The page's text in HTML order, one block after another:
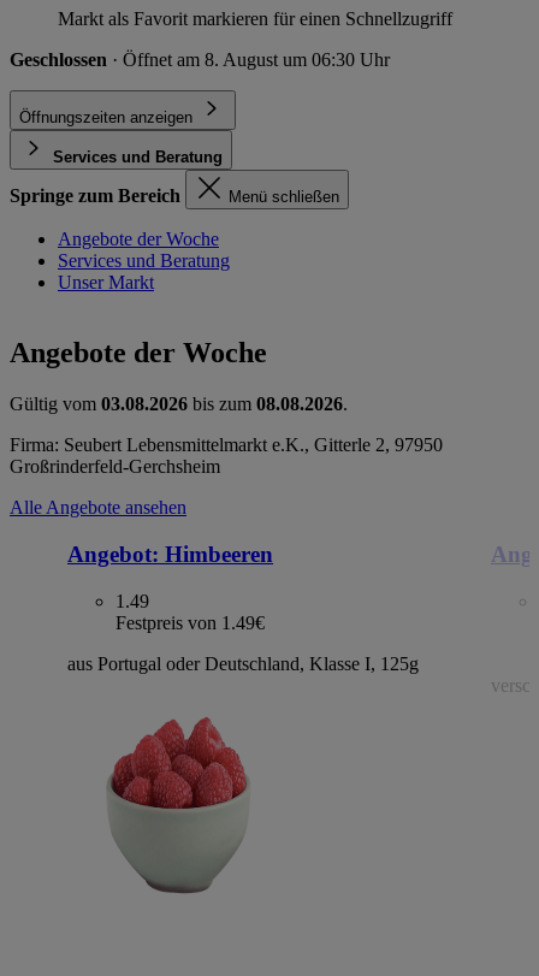
Markt als Favorit markieren für einen Schnellzugriff
Geschlossen · Öffnet am 8. August um 06:30 Uhr
Öffnungszeiten anzeigen
Services und Beratung
Springe zum Bereich Menü schließen
Angebote der Woche
Services und Beratung
Unser Markt
Angebote der Woche
Gültig vom 03.08.2026 bis zum 08.08.2026.
Firma: Seubert Lebensmittelmarkt e.K., Gitterle 2, 97950
Großrinderfeld-Gerchsheim
Alle Angebote ansehen
Angebot: Himbeeren
1.49
Festpreis von 1.49€
aus Portugal oder Deutschland, Klasse I, 125g